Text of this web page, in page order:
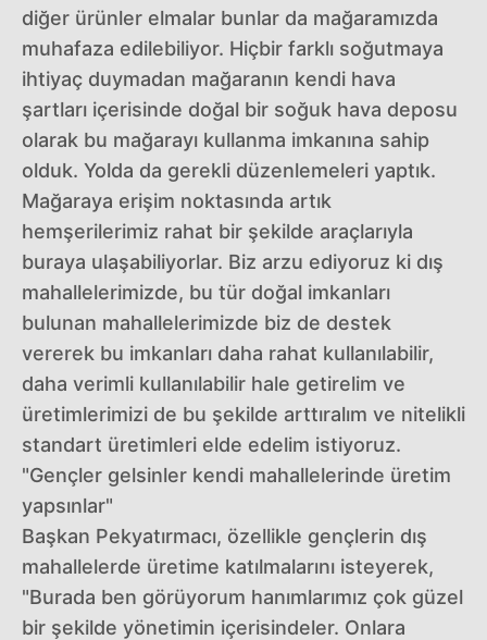
diğer ürünler elmalar bunlar da mağaramızda
muhafaza edilebiliyor. Hiçbir farklı soğutmaya
ihtiyaç duymadan mağaranın kendi hava
şartları içerisinde doğal bir soğuk hava deposu
olarak bu mağarayı kullanma imkanına sahip
olduk. Yolda da gerekli düzenlemeleri yaptık.
Mağaraya erişim noktasında artık
hemşerilerimiz rahat bir şekilde araçlarıyla
buraya ulaşabiliyorlar. Biz arzu ediyoruz ki dış
mahallelerimizde, bu tür doğal imkanları
bulunan mahallelerimizde biz de destek
vererek bu imkanları daha rahat kullanılabilir,
daha verimli kullanılabilir hale getirelim ve
üretimlerimizi de bu şekilde arttıralım ve nitelikli
standart üretimleri elde edelim istiyoruz.
"Gençler gelsinler kendi mahallelerinde üretim
yapsınlar"
Başkan Pekyatırmacı, özellikle gençlerin dış
mahallelerde üretime katılmalarını isteyerek,
"Burada ben görüyorum hanımlarımız çok güzel
bir şekilde yönetimin içerisindeler. Onlara